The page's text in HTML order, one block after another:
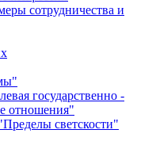
сотрудничества и
государственно -
отношения"
светскости"